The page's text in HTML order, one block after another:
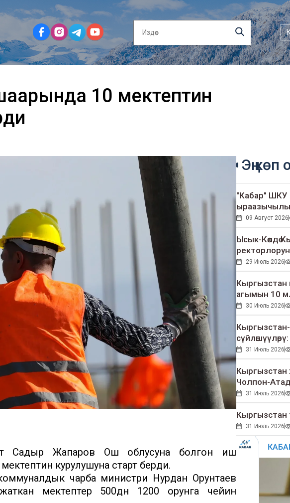
10 мектептин
Садыр Жапаров Ош облусуна болгон иш
курулушуна старт берди.
чарба министри Нурдан Орунтаев
мектептер 500дөн 1200 орунга чейин
Эң көп
"Кабар" ШКУ
09 Август 2026
Ысык-Көлдө
29 Июль 2026
Кыргызстан
агымын 10
30 Июль 2026
31 Июль 2026
Кыргызстан
Чолпон-
31 Июль 2026
Кыргызстан
31 Июль 2026